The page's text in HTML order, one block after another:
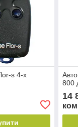
s 4-х
800
14